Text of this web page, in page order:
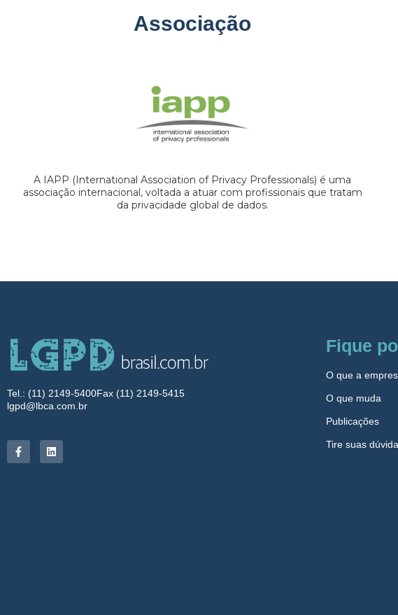
Associação
A IAPP (International Association of Privacy Professionals) é uma
associação internacional, voltada a atuar com profissionais que tratam
da privacidade global de dados.
Tel.: (11) 2149-5400Fax (11) 2149-5415
lgpd@lbca.com.br
Fique
O que a
O que muda
Publicações
Tire suas